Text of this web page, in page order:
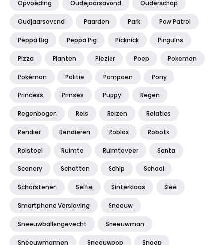
Opvoeding Oudejaarsavond Ouderschap
Oudjaarsavond Paarden Park Paw Patrol
Peppa Big Peppa Pig Picknick Pinguïns
Pizza Planten Plezier Poep Pokemon
Pokémon Politie Pompoen Pony
Princess Prinses Puppy Regen
Regenbogen Reis Reizen Relaties
Rendier Rendieren Roblox Robots
Rolstoel Ruimte Ruimteveer Santa
Scenery Schatten Schip School
Schorstenen Selfie Sinterklaas Slee
Smartphone Verslaving Sneeuw
Sneeuwballengevecht Sneeuwman
Sneeuwmannen Sneeuwpop Snoep